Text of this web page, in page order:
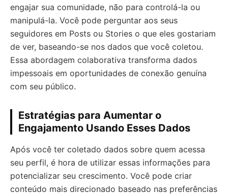
engajar sua comunidade, não para controlá-la ou
manipulá-la. Você pode perguntar aos seus
seguidores em Posts ou Stories o que eles gostariam
de ver, baseando-se nos dados que você coletou.
Essa abordagem colaborativa transforma dados
impessoais em oportunidades de conexão genuína
com seu público.
Estratégias para Aumentar o
Engajamento Usando Esses Dados
Após você ter coletado dados sobre quem acessa
seu perfil, é hora de utilizar essas informações para
potencializar seu crescimento. Você pode criar
conteúdo mais direcionado baseado nas preferências